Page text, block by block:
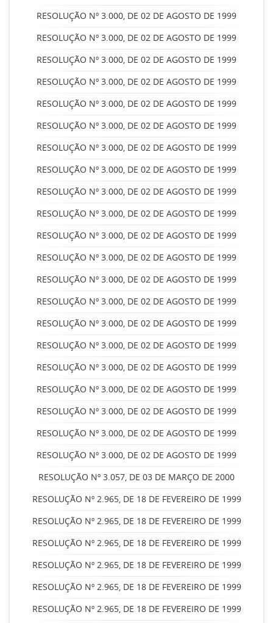
RESOLUÇÃO Nº 3.000, DE 02 DE AGOSTO DE 1999
RESOLUÇÃO Nº 3.000, DE 02 DE AGOSTO DE 1999
RESOLUÇÃO Nº 3.000, DE 02 DE AGOSTO DE 1999
RESOLUÇÃO Nº 3.000, DE 02 DE AGOSTO DE 1999
RESOLUÇÃO Nº 3.000, DE 02 DE AGOSTO DE 1999
RESOLUÇÃO Nº 3.000, DE 02 DE AGOSTO DE 1999
RESOLUÇÃO Nº 3.000, DE 02 DE AGOSTO DE 1999
RESOLUÇÃO Nº 3.000, DE 02 DE AGOSTO DE 1999
RESOLUÇÃO Nº 3.000, DE 02 DE AGOSTO DE 1999
RESOLUÇÃO Nº 3.000, DE 02 DE AGOSTO DE 1999
RESOLUÇÃO Nº 3.000, DE 02 DE AGOSTO DE 1999
RESOLUÇÃO Nº 3.000, DE 02 DE AGOSTO DE 1999
RESOLUÇÃO Nº 3.000, DE 02 DE AGOSTO DE 1999
RESOLUÇÃO Nº 3.000, DE 02 DE AGOSTO DE 1999
RESOLUÇÃO Nº 3.000, DE 02 DE AGOSTO DE 1999
RESOLUÇÃO Nº 3.000, DE 02 DE AGOSTO DE 1999
RESOLUÇÃO Nº 3.000, DE 02 DE AGOSTO DE 1999
RESOLUÇÃO Nº 3.000, DE 02 DE AGOSTO DE 1999
RESOLUÇÃO Nº 3.000, DE 02 DE AGOSTO DE 1999
RESOLUÇÃO Nº 3.000, DE 02 DE AGOSTO DE 1999
RESOLUÇÃO Nº 3.000, DE 02 DE AGOSTO DE 1999
RESOLUÇÃO Nº 3.057, DE 03 DE MARÇO DE 2000
RESOLUÇÃO Nº 2.965, DE 18 DE FEVEREIRO DE 1999
RESOLUÇÃO Nº 2.965, DE 18 DE FEVEREIRO DE 1999
RESOLUÇÃO Nº 2.965, DE 18 DE FEVEREIRO DE 1999
RESOLUÇÃO Nº 2.965, DE 18 DE FEVEREIRO DE 1999
RESOLUÇÃO Nº 2.965, DE 18 DE FEVEREIRO DE 1999
RESOLUÇÃO Nº 2.965, DE 18 DE FEVEREIRO DE 1999